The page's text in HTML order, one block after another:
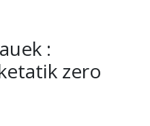
:
zero